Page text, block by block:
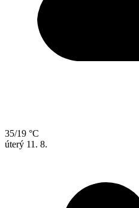
35/19 °C
úterý 11. 8.